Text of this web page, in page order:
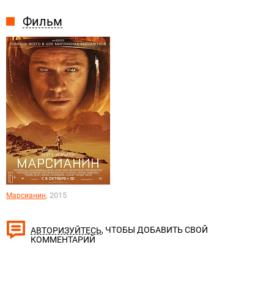
Фильм
Марсианин, 2015
АВТОРИЗУЙТЕСЬ, ЧТОБЫ ДОБАВИТЬ СВОЙ
КОММЕНТАРИЙ